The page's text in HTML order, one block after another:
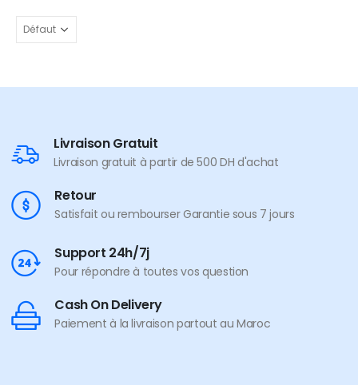
Livraison Gratuit
Livraison gratuit à partir de 500 DH d'achat
Retour
Satisfait ou rembourser Garantie sous 7 jours
Support 24h/7j
Pour répondre à toutes vos question
Cash On Delivery
Paiement à la livraison partout au Maroc